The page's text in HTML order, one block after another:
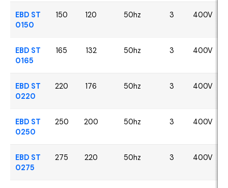
EBD ST
0150
150 120 50hz 3 400V
EBD ST
0165
165 132 50hz 3 400V
EBD ST
0220
220 176 50hz 3 400V
EBD ST
0250
250 200 50hz 3 400V
EBD ST
0275
275 220 50hz 3 400V